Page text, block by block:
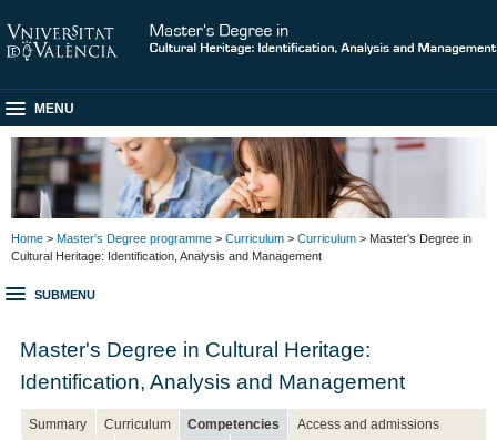
MENU
Home > Master's Degree programme > Curriculum > Curriculum > Master's Degree in
Cultural Heritage: Identification, Analysis and Management
SUBMENU
Master's Degree in Cultural Heritage:
Identification, Analysis and Management
Summary Curriculum Competencies
Access and admissions